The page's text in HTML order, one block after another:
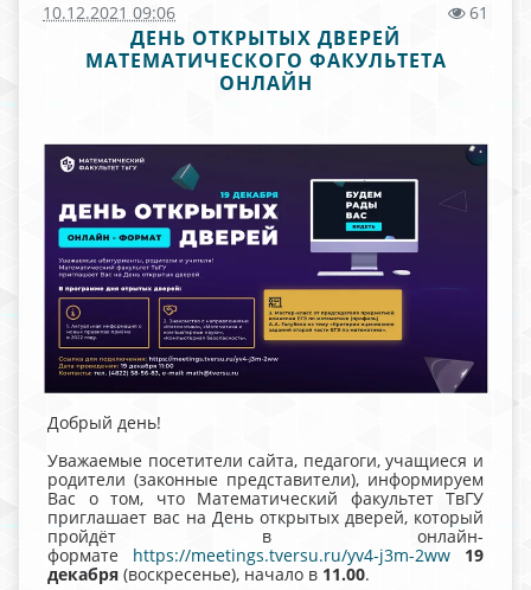
10.12.2021 09:06 61
ДЕНЬ ОТКРЫТЫХ ДВЕРЕЙ
МАТЕМАТИЧЕСКОГО ФАКУЛЬТЕТА
ОНЛАЙН
Добрый день!
Уважаемые посетители сайта, педагоги, учащиеся и
родители (законные представители), информируем
Вас о том, что Математический факультет ТвГУ
приглашает вас на День открытых дверей, который
пройдёт в онлайн-
формате https://meetings.tversu.ru/yv4-j3m-2ww
19
декабря (воскресенье), начало в 11.00.